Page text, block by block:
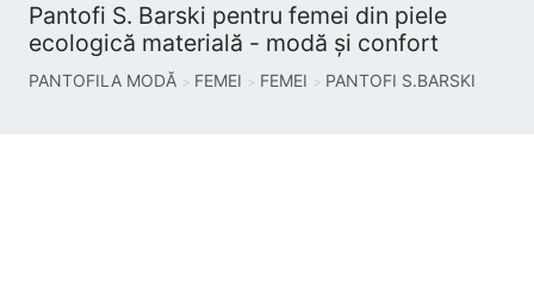
Pantofi S. Barski pentru femei din piele
ecologică materială - modă și confort
PANTOFILA MODĂ FEMEI FEMEI PANTOFI S.BARSKI